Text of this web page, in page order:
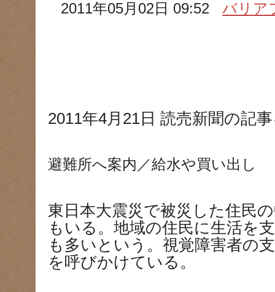
2011年05月02日 09:52バリア
2011年4月 21日 読売新聞の記
避難所へ案内／給水や買い出し
東日本大震災で被災した住民
もいる。地域の住民に生活を
も多いという。視覚障害者の
を呼びかけている。